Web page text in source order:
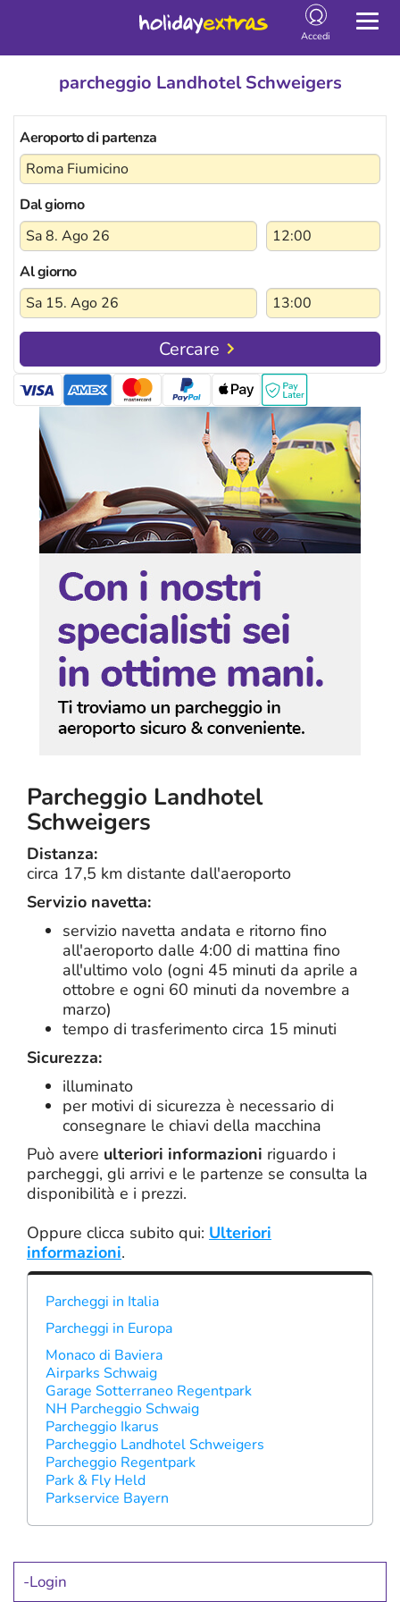
Accedi
parcheggio Landhotel Schweigers
Aeroporto di partenza
Dal giorno
Al giorno
Cercare
Parcheggio Landhotel
Schweigers
Distanza:
circa 17,5 km distante dall'aeroporto
Servizio navetta:
servizio navetta andata e ritorno fino
all'aeroporto dalle 4:00 di mattina fino
all'ultimo volo (ogni 45 minuti da aprile a
ottobre e ogni 60 minuti da novembre a
marzo)
tempo di trasferimento circa 15 minuti
Sicurezza:
illuminato
per motivi di sicurezza è necessario di
consegnare le chiavi della macchina
Può avere ulteriori informazioni riguardo i
parcheggi, gli arrivi e le partenze se consulta la
disponibilità e i prezzi.
Oppure clicca subito qui: Ulteriori
informazioni.
Parcheggi in Italia
Parcheggi in Europa
Monaco di Baviera
Airparks Schwaig
Garage Sotterraneo Regentpark
NH Parcheggio Schwaig
Parcheggio Ikarus
Parcheggio Landhotel Schweigers
Parcheggio Regentpark
Park & Fly Held
Parkservice Bayern
Login